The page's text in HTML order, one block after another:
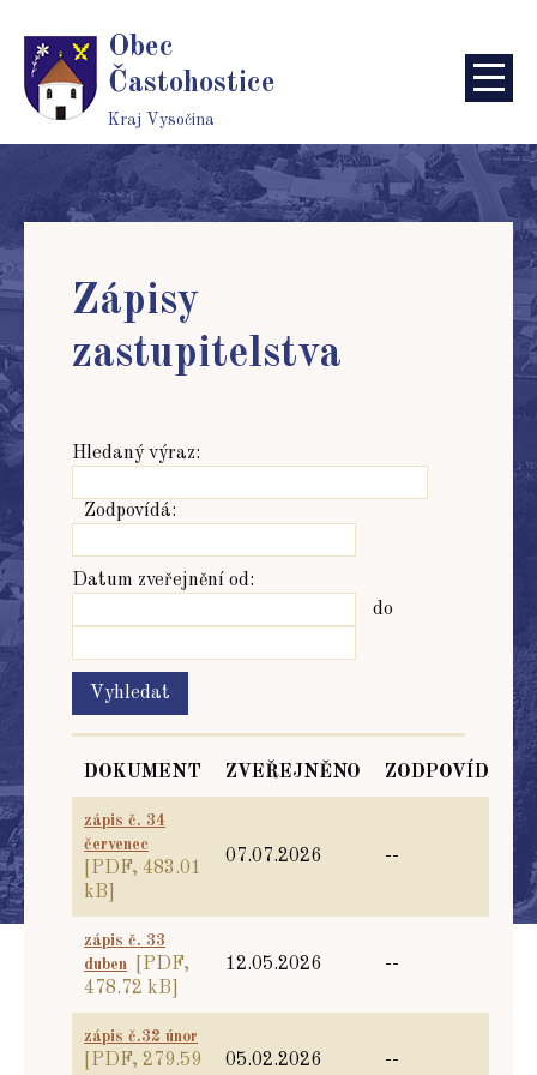
Obec
Častohostice
Kraj Vysočina
Zápisy
zastupitelstva
Hledaný výraz:
Zodpovídá:
Datum zveřejnění od:
do
DOKUMENT ZVEŘEJNĚNO ZODPOVÍDÁ
zápis č. 34
červenec
[PDF, 483.01
kB]
07.07.2026 --
zápis č. 33
duben
[PDF,
478.72 kB]
12.05.2026 --
zápis č.32 únor
[PDF, 279.59 05.02.2026 --